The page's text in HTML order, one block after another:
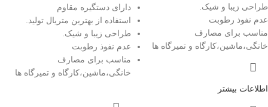
طراحی زیبا و شیک.
عدم نفوذ رطوبت
مناسب برای مصارف
خانگی،ماشین،کارگاه و تمیرگاه ها
اطلاعات بیشتر
دارای دستگیره مقاوم
استفاده از بهترین متریال تولید.
طراحی زیبا و شیک.
عدم نفوذ رطوبت
مناسب برای مصارف
خانگی،ماشین،کارگاه و تمیرگاه ها